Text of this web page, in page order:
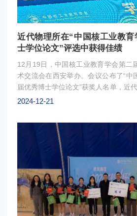
近代物理所在“中国核工业教
士学位论文”评选中获得佳绩
12月19日，中国核工业教育学会第二
术交流会在西安举办。会议公布了“中
届优秀博士学位论文”获奖人名单，近
学位论文荣获奖项。颁奖现场颁奖仪
模拟研究》荣获一等奖，2021届博
《铅冷快堆带绕丝燃料棒束通道流动
2023届博士生程宏伟的学位论文《金
格的制备及其力学性质研究》、2024
论文《离子束轰击重金属靶轻重产
2024届博士生王洁的学位论文《加速
件的可靠性研究》荣获三等奖。获奖
员，徐瑚珊研究员、顾龙研究员，段
员和冒立军研究员荣获优秀指导教师
2024-12-21